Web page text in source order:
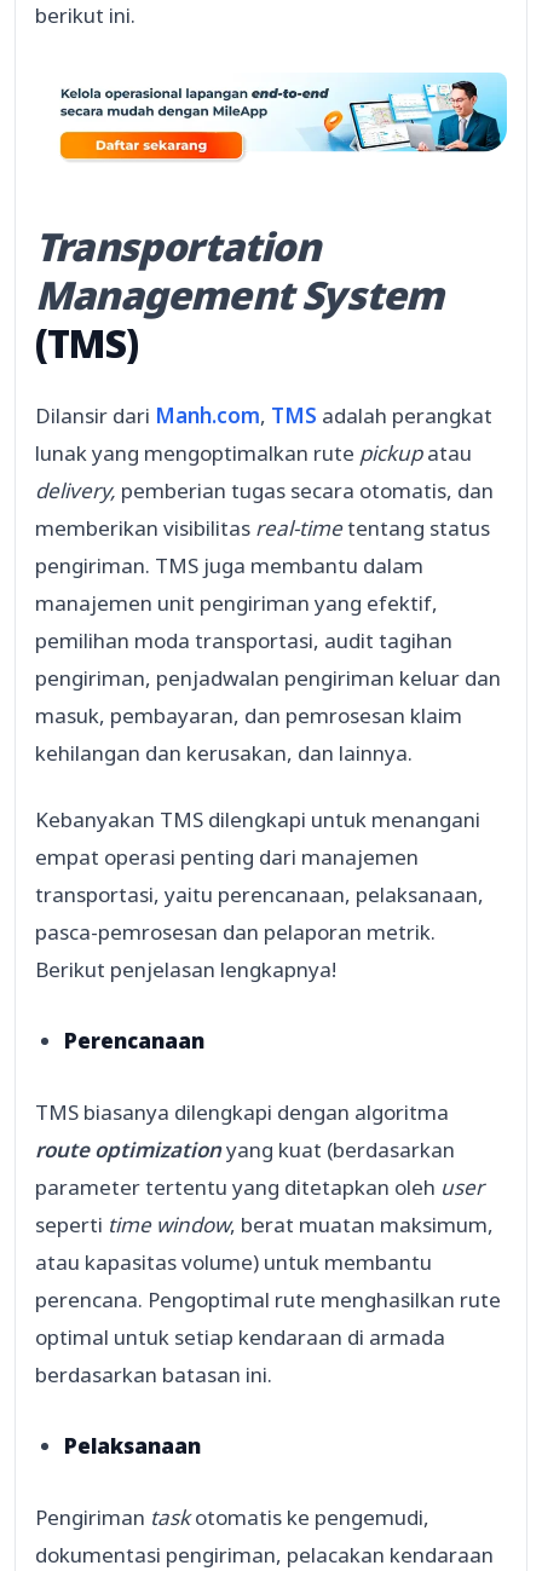
berikut ini.
Transportation
Management System
(TMS)
Dilansir dari Manh.com, TMS adalah perangkat
lunak yang mengoptimalkan rute pickupatau
delivery, pemberian tugas secara otomatis, dan
memberikan visibilitas real-timetentang status
pengiriman. TMS juga membantu dalam
manajemen unit pengiriman yang efektif,
pemilihan moda transportasi, audit tagihan
pengiriman, penjadwalan pengiriman keluar dan
masuk, pembayaran, dan pemrosesan klaim
kehilangan dan kerusakan, dan lainnya.
Kebanyakan TMS dilengkapi untuk menangani
empat operasi penting dari manajemen
transportasi, yaitu perencanaan, pelaksanaan,
pasca-pemrosesan dan pelaporan metrik.
Berikut penjelasan lengkapnya!
Perencanaan
TMS biasanya dilengkapi dengan algoritma
route optimizationyang kuat (berdasarkan
parameter tertentu yang ditetapkan oleh user
seperti time window, berat muatan maksimum,
atau kapasitas volume) untuk membantu
perencana. Pengoptimal rute menghasilkan rute
optimal untuk setiap kendaraan di armada
berdasarkan batasan ini.
Pelaksanaan
Pengiriman taskotomatis ke pengemudi,
dokumentasi pengiriman, pelacakan kendaraan